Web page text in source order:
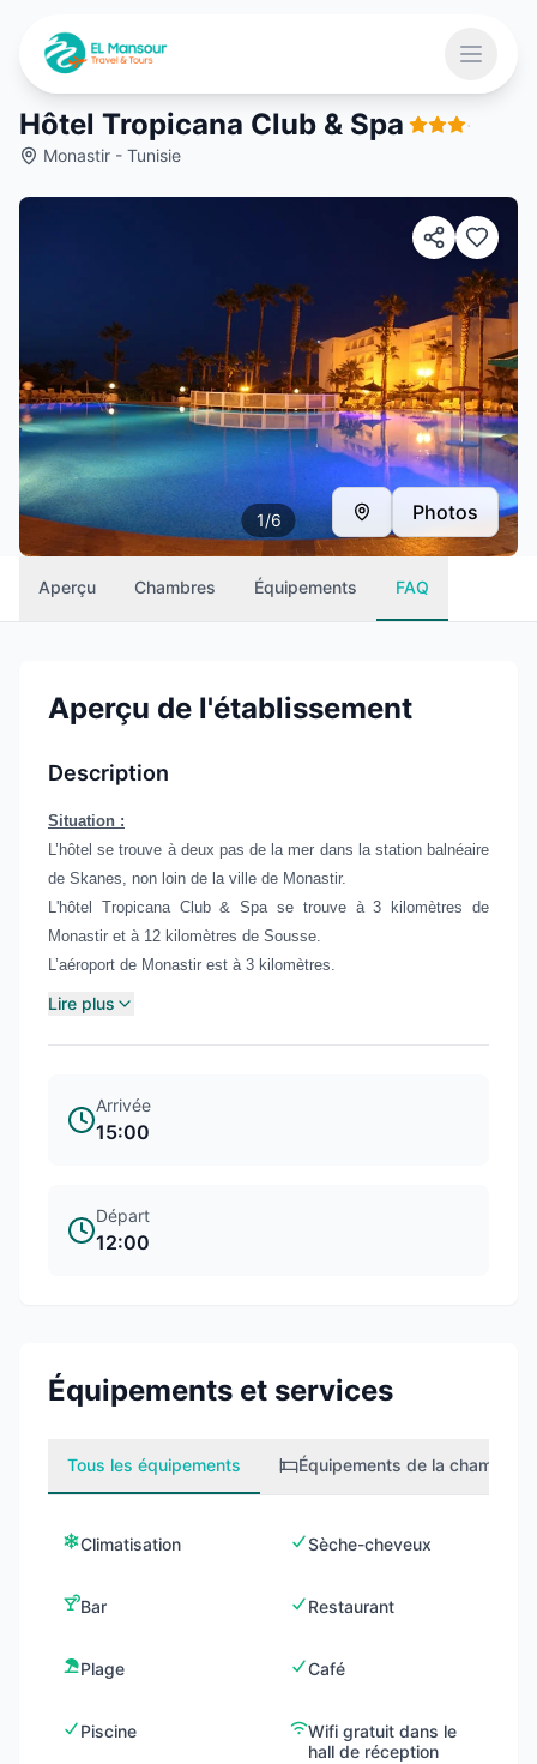
Ouvrir
Hôtel Tropicana Club & Spa ·
Monastir - Tunisie
1/6 Photos
Aperçu Chambres Équipements FAQ
Aperçu de l'établissement
Description
Situation :
L’hôtel se trouve à deux pas de la mer dans la station balnéaire
de Skanes, non loin de la ville de Monastir.
L'hôtel Tropicana Club & Spa se trouve à 3 kilomètres de
Monastir et à 12 kilomètres de Sousse.
L’aéroport de Monastir est à 3 kilomètres.
Lire plus
Arrivée
15:00
Départ
12:00
Équipements et services
Tous les équipements Équipements de la chambre
Climatisation Sèche-cheveux
Bar Restaurant
Plage Café
Piscine
Wifi gratuit dans le
hall de réception